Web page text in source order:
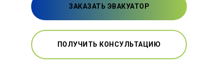
ЗАКАЗАТЬ ЭВАКУАТОР
ПОЛУЧИТЬ КОНСУЛЬТАЦИЮ